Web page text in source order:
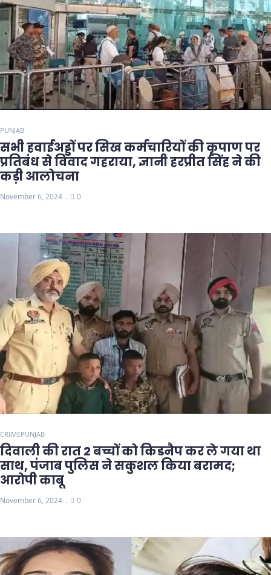
PUNJAB
सभी हवाईअड्डों पर सिख कर्मचारियों की कृपाण पर
प्रतिबंध से विवाद गहराया, ज्ञानी हरप्रीत सिंह ने की
कड़ी आलोचना
November 6, 2024 0
CRIMEPUNJAB
दिवाली की रात 2 बच्चों को किडनैप कर ले गया था
साथ, पंजाब पुलिस ने सकुशल किया बरामद;
आरोपी काबू
November 6, 2024 0